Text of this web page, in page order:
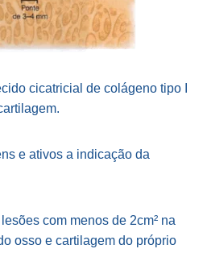
cicatricial de colágeno tipo I
e ativos a indicação da
com menos de 2cm² na
osso e cartilagem do próprio